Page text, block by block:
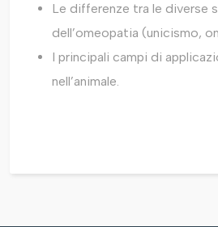
Le differenze tra le diverse
dell’omeopatia (unicismo,
I principali campi di
nell’animale.